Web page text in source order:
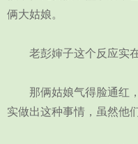
俩大姑娘。
老彭婶子这个反应实在
那俩姑娘气得脸通红，
实做出这种事情，虽然他